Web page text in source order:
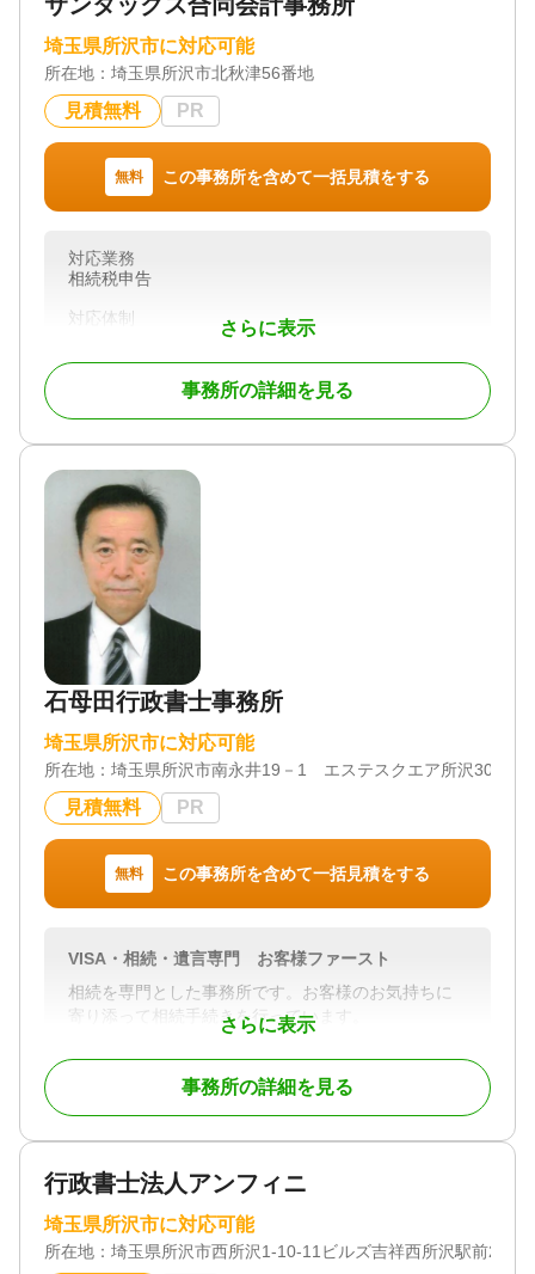
埼玉県所沢市に対応可能
所在地： 埼玉県所沢市北秋津56番地
見積無料 PR
無料 この事務所を含めて一括見積をする
さらに表示
対応業務
相続税申告
対応体制
事務所の詳細を見る
石母田行政書士事務所
埼玉県所沢市に対応可能
所在地： 埼玉県所沢市南永井19－1 エステスクエア所沢303
見積無料 PR
無料 この事務所を含めて一括見積をする
さらに表示
VISA・相続・遺言専門 お客様ファースト
相続を専門とした事務所です。お客様のお気持ちに
寄り添って相続手続きを行っています。
託 / 銀行手続き / 戸籍収集 / 相続人調査
対応体制
電話相談可 / 訪問可 / 土日相談可 / 初回相談無料 / 18
時以降相談可 / 事務所面談可
事務所の詳細を見る
行政書士法人アンフィニ
埼玉県所沢市に対応可能
所在地： 埼玉県所沢市西所沢1-10-11ビルズ吉祥西所沢駅前201